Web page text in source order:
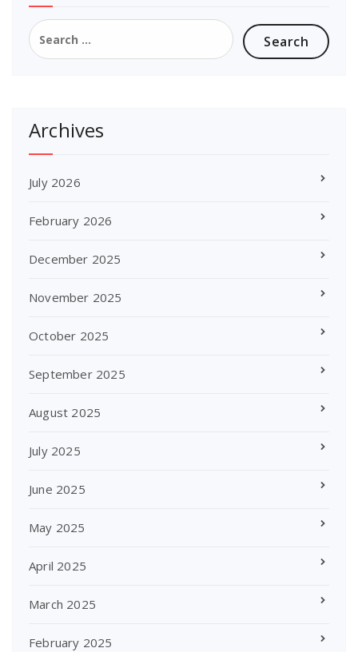
Search
for:
Archives
July 2026
February 2026
December 2025
November 2025
October 2025
September 2025
August 2025
July 2025
June 2025
May 2025
April 2025
March 2025
February 2025